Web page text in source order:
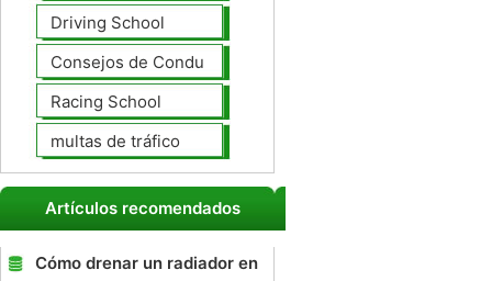
Driving School
Consejos de Conducción
Racing School
multas de tráfico
Artículos recomendados
Cómo drenar un radiador en